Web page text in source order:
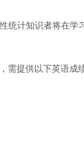
统计知识者将在学
需提供以下英语成